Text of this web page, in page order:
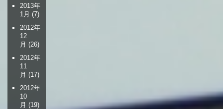
2013年
1月 (7)
2012年
12
月 (26)
2012年
11
月 (17)
2012年
10
月 (19)